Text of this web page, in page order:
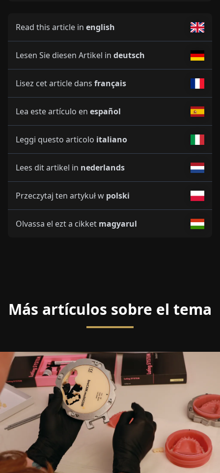
Read this article in english
Lesen Sie diesen Artikel in deutsch
Lisez cet article dans français
Lea este artículo en español
Leggi questo articolo italiano
Lees dit artikel in nederlands
Przeczytaj ten artykuł w polski
Olvassa el ezt a cikket magyarul
Más artículos sobre el tema